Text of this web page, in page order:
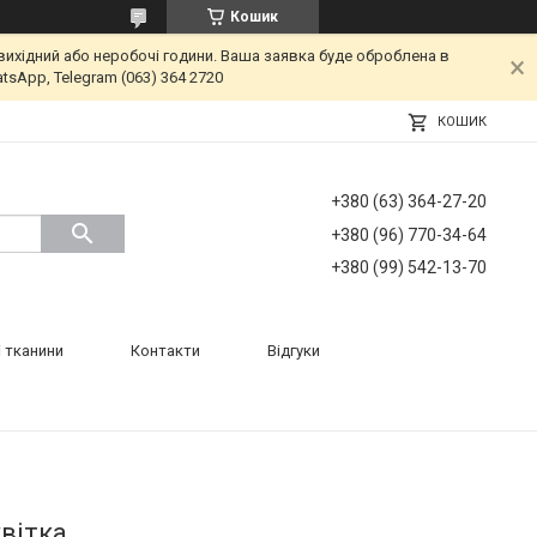
Кошик
або неробочі години. Ваша заявка буде оброблена в
Telegram (063) 364 2720
КОШИК
+380 (63) 364-27-20
+380 (96) 770-34-64
+380 (99) 542-13-70
Контакти Відгуки